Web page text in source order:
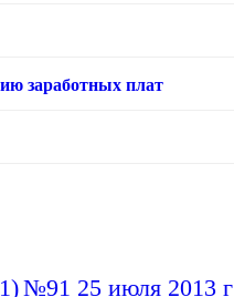
заработных плат
№91 25 июля 2013 г